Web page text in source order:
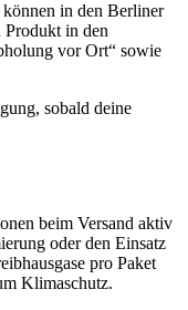
in den Berliner
Produkt in den
vor Ort“ sowie
sobald deine
beim Versand aktiv
oder den Einsatz
pro Paket
Klimaschutz.